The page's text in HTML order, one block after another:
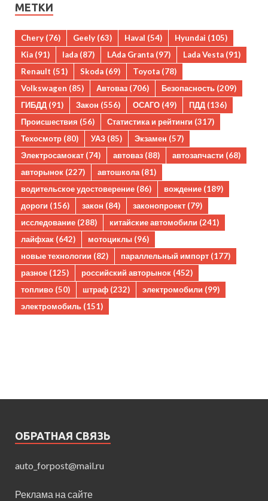
МЕТКИ
Chery (76) Geely (63) Haval (54) Hyundai (105)
Kia (91) lada (87) LAda Granta (97) Lada Vesta (91)
Renault (51) Skoda (69) Toyota (78)
Volkswagen (85) Автоваз (706) Безопасность (209)
ГИБДД (91) Закон (556) ОСАГО (49) ПДД (136)
Происшествия (56) Статистика и рейтинги (317)
Техосмотр (80) УАЗ (85) Экзамен (57)
Электросамокат (74) автоваз (88) автозапчасти (68)
авторынок (227) автошкола (81)
водительское удостоверение (86) вождение (189)
дороги (156) закон (84) законопроект (79)
исследование (288) китайские автомобили (241)
лайфхак (642) мотоциклы (96)
новые технологии (82) параллельный импорт (177)
разное (125) российский авторынок (452)
топливо (50) штраф (232) электромобили (99)
электромобиль (151)
ОБРАТНАЯ СВЯЗЬ
auto_forpost@mail.ru
Реклама на сайте